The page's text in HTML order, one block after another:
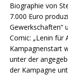
Biographie von
7.000 Euro
Gewerkschaften“
Comic: „Lenin für
Kampagnenstart
unter der
der Kampagne